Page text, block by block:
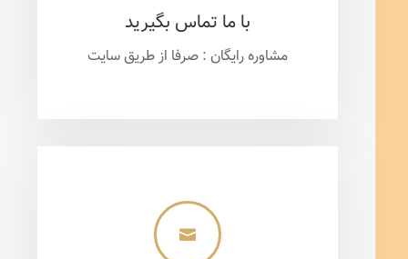
با ما تماس بگیرید
مشاوره رایگان : صرفا از طریق سایت
